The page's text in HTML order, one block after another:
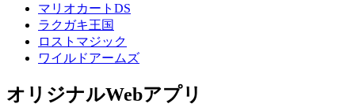
マリオカートDS
ラクガキ王国
ロストマジック
ワイルドアームズ
オリジナルWebアプリ